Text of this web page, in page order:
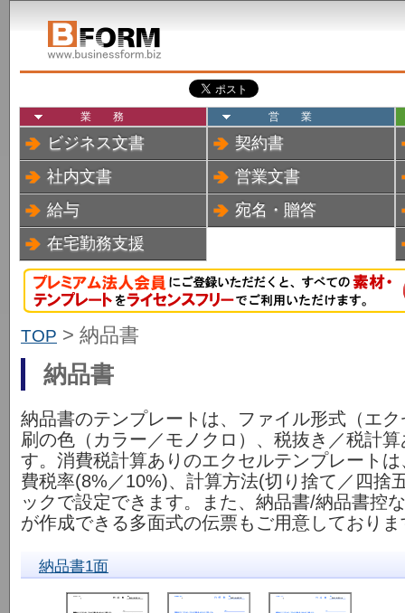
業務
ビジネス文書
社内文書
給与
在宅勤務支援
営業
契約書
営業文書
宛名・贈答
TOP > 納品書
納品書
納品書のテンプレートは、ファイル形式（エ
刷の色（カラー／モノクロ）、税抜き／税計
す。消費税計算ありのエクセルテンプレート
費税率(8%／10%)、計算方法(切り捨て／四捨
ックで設定できます。また、納品書/納品書控
が作成できる多面式の伝票もご用意しておりま
納品書1面